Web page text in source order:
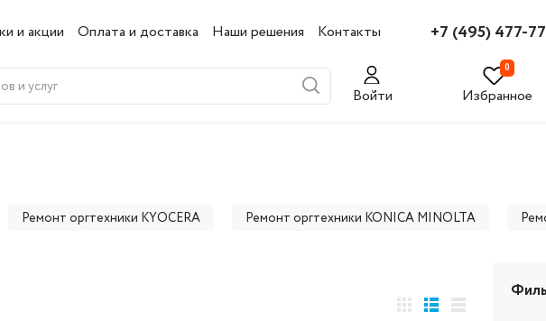
и акции Оплата и доставка Наши решения Контакты +7 (495) 477-
Войти
0
Избранное
Ремонт оргтехники KYOCERA Ремонт оргтехники KONICA MINOLTA
Ремонт оргтехники